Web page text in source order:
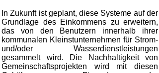
In Zukunft ist geplant, diese Systeme auf der
Grundlage des Einkommens zu erweitern,
das von den Benutzern innerhalb ihrer
kommunalen Kleinstunternehmen für Strom-
und/oder Wasserdienstleistungen
gesammelt wird. Die Nachhaltigkeit von
Gemeinschaftsprojekten wird mit diesen